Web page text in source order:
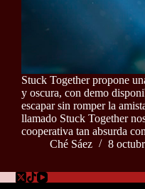
Stuck Together propone
y oscura, con demo
escapar sin romper la
llamado Stuck Together
cooperativa tan absurda
Ché Sáez
8